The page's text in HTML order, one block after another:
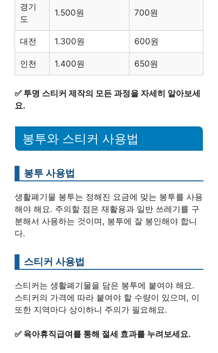
경기
도
1.500원 700원
대전 1.300원 600원
인천 1.400원 650원
✅ 투명 스티커 제작의 모든 과정을 자세히 알아보세
요.
봉투와 스티커 사용법
봉투 사용법
생활폐기물 봉투는 정해진 요금에 맞는 봉투를 사용
해야 해요. 주의할 점은 재활용과 일반 쓰레기를 구
분해서 사용하는 것이며, 봉투에 잘 봉인해야 합니
다.
스티커 사용법
스티커는 생활폐기물을 담은 봉투에 붙여야 해요.
스티커의 가격에 따라 붙여야 할 수량이 있으며, 이
또한 지역마다 상이하니 주의가 필요해요.
✅ 육아휴직급여를 통해 절세 효과를 누려보세요.